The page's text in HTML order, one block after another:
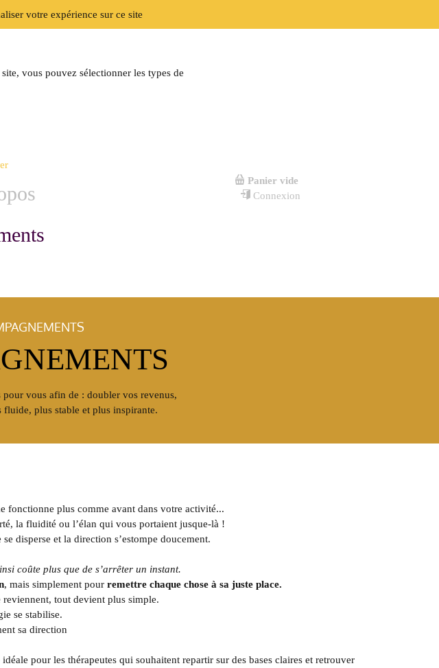
votre expérience sur ce site
vous pouvez sélectionner les types de
Panier vide
Connexion
vous afin de : doubler vos revenus,
plus stable et plus inspirante.
fonctionne plus comme avant dans votre activité...
la fluidité ou l’élan qui vous portaient jusque-là !
disperse et la direction s’estompe doucement.
coûte plus que de s’arrêter un instant.
, mais simplement pour remettre chaque chose à sa juste place.
tout devient plus simple.
se stabilise.
sa direction
pour les thérapeutes qui souhaitent repartir sur des bases claires et retrouver